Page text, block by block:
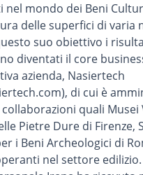
nel mondo dei Beni
delle superfici di varia
suo obiettivo i
diventati il core
azienda, Nasiertech
), di cui è
quali Musei
Pietre Dure di Firenze,
i Beni Archeologici di
nel settore edilizio.